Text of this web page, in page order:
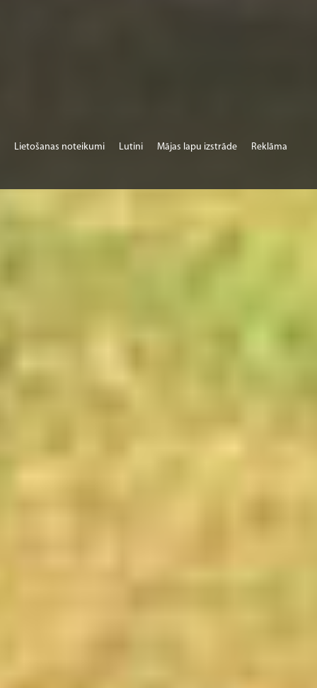
Lietošanas noteikumi Lutini Mājas lapu izstrāde Reklāma